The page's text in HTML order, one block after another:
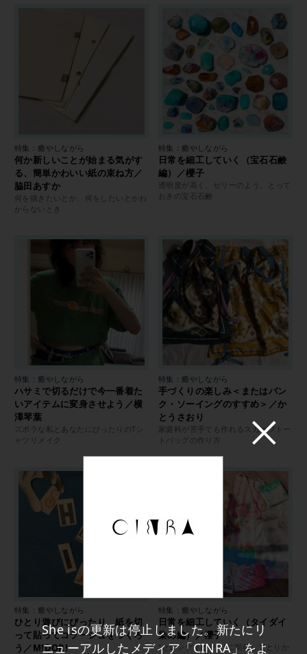
She isの更新は停止しました。新たにリ
ニューアルしたメディア「CINRA」をよ
特集：癒やしながら
何か新しいことが始まる気がす
る、簡単かわいい紙の束ね方／
脇田あすか
何を描きたいとか、何をしたいとかわ
からないとき
特集：癒やしながら
日常を細工していく（宝石石鹸
編）／櫻子
透明度が高く、ゼリーのよう。とって
おきの宝石石鹸
特集：癒やしながら
ハサミで切るだけで今一番着た
いアイテムに変身させよう／横
澤琴葉
ズボラな私とあなたにぴったりのTシ
ャツリメイク
特集：癒やしながら
手づくりの楽しみ＜またはパン
ク・ソーイングのすすめ＞／か
とうさおり
家庭科が苦手でも作れるスカーフトー
トバッグの作り方
特集：癒やしながら
ひとり遊びにぴったり、紙を切
って貼ってコラージュをつくろ
う／M!DOR!
特集：癒やしながら
日常を細工していく（タイダイ
染め編）／櫻子
“セレンディピティ”に期待してとりか